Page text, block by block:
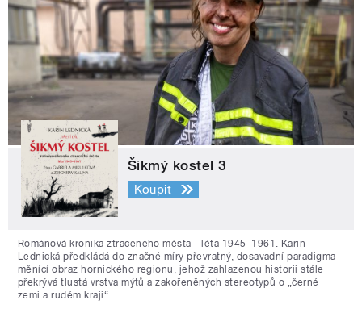
Šikmý kostel 3
Koupit
Románová kronika ztraceného města - léta 1945–1961. Karin
Lednická předkládá do značné míry převratný, dosavadní paradigma
měnící obraz hornického regionu, jehož zahlazenou historii stále
překrývá tlustá vrstva mýtů a zakořeněných stereotypů o „černé
zemi a rudém kraji“.